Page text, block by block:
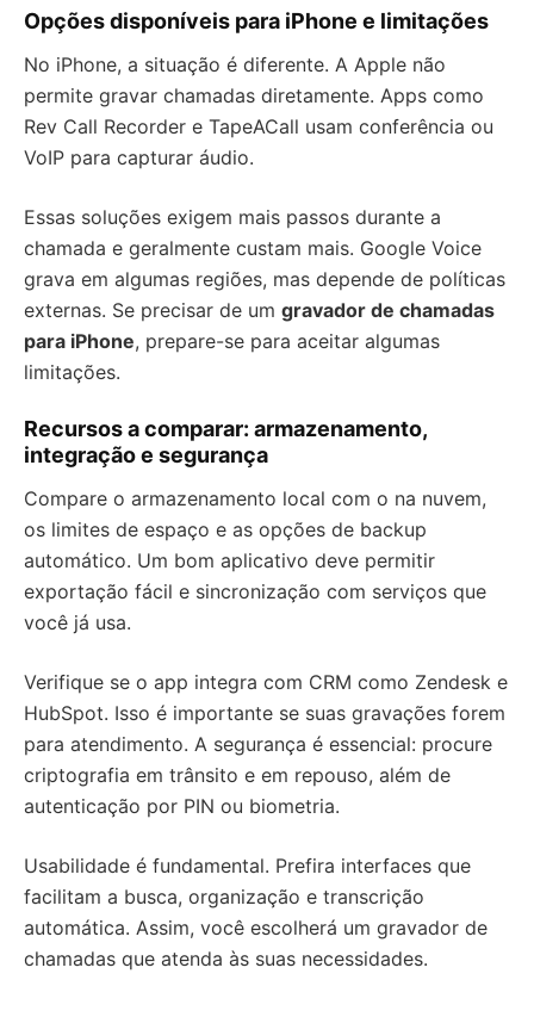
Opções disponíveis para iPhone e limitações
No iPhone, a situação é diferente. A Apple não
permite gravar chamadas diretamente. Apps como
Rev Call Recorder e TapeACall usam conferência ou
VoIP para capturar áudio.
Essas soluções exigem mais passos durante a
chamada e geralmente custam mais. Google Voice
grava em algumas regiões, mas depende de políticas
externas. Se precisar de um gravador de chamadas
para iPhone, prepare-se para aceitar algumas
limitações.
Recursos a comparar: armazenamento,
integração e segurança
Compare o armazenamento local com o na nuvem,
os limites de espaço e as opções de backup
automático. Um bom aplicativo deve permitir
exportação fácil e sincronização com serviços que
você já usa.
Verifique se o app integra com CRM como Zendesk e
HubSpot. Isso é importante se suas gravações forem
para atendimento. A segurança é essencial: procure
criptografia em trânsito e em repouso, além de
autenticação por PIN ou biometria.
Usabilidade é fundamental. Prefira interfaces que
facilitam a busca, organização e transcrição
automática. Assim, você escolherá um gravador de
chamadas que atenda às suas necessidades.